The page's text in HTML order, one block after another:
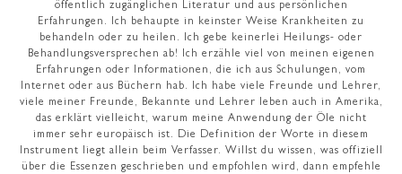
öffentlich zugänglichen Literatur und aus persönlichen
Erfahrungen. Ich behaupte in keinster Weise Krankheiten zu
behandeln oder zu heilen. Ich gebe keinerlei Heilungs- oder
Behandlungsversprechen ab! Ich erzähle viel von meinen eigenen
Erfahrungen oder Informationen, die ich aus Schulungen, vom
Internet oder aus Büchern hab. Ich habe viele Freunde und Lehrer,
viele meiner Freunde, Bekannte und Lehrer leben auch in Amerika,
das erklärt vielleicht, warum meine Anwendung der Öle nicht
immer sehr europäisch ist. Die Definition der Worte in diesem
Instrument liegt allein beim Verfasser. Willst du wissen, was offiziell
über die Essenzen geschrieben und empfohlen wird, dann empfehle